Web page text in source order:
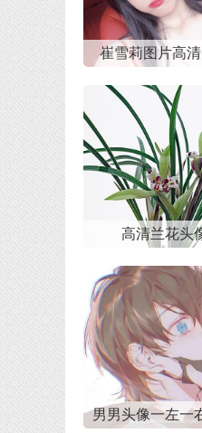
崔雪莉图片高
高清兰花头
男男头像一左一